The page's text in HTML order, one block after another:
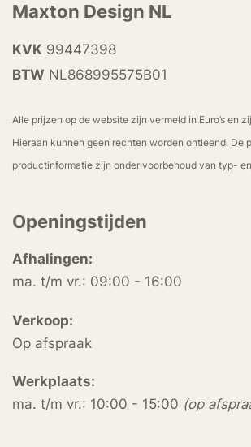
Maxton Design NL
KVK 99447398
BTW NL868995575B01
Alle prijzen op de website zijn vermeld in Euro’s en
Hieraan kunnen geen rechten worden ontleend. De
productinformatie zijn onder voorbehoud van typ-
Openingstijden
Afhalingen:
ma. t/m vr.: 09:00 - 16:00
Verkoop:
Op afspraak
Werkplaats:
ma. t/m vr.: 10:00 - 15:00 (op